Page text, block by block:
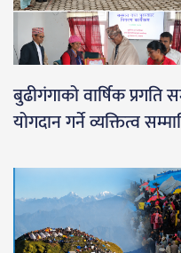
बुढीगंगाको वार्षिक प्रगति
योगदान गर्ने व्यक्तित्व